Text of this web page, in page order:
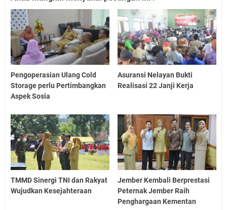
Pengoperasian Ulang Cold
Storage perlu Pertimbangkan
Aspek Sosia
Asuransi Nelayan Bukti
Realisasi 22 Janji Kerja
TMMD Sinergi TNI dan Rakyat
Wujudkan Kesejahteraan
Jember Kembali Berprestasi
Peternak Jember Raih
Penghargaan Kementan